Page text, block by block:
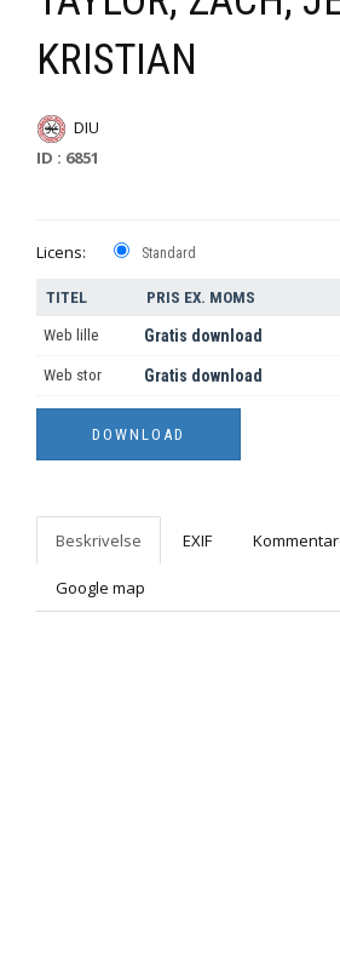
KRISTIAN
DIU
ID : 6851
Licens: Standard
TITEL PRIS EX. MOMS
Web lille Gratis download
Web stor Gratis download
Beskrivelse EXIF
Google map